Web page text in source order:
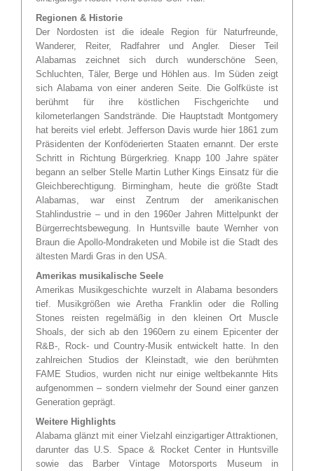
Regionen & Historie
Der Nordosten ist die ideale Region für Naturfreunde,
Wanderer, Reiter, Radfahrer und Angler. Dieser Teil
Alabamas zeichnet sich durch wunderschöne Seen,
Schluchten, Täler, Berge und Höhlen aus. Im Süden zeigt
sich Alabama von einer anderen Seite. Die Golfküste ist
berühmt für ihre köstlichen Fischgerichte und
kilometerlangen Sandstrände. Die Hauptstadt Montgomery
hat bereits viel erlebt. Jefferson Davis wurde hier 1861 zum
Präsidenten der Konföderierten Staaten ernannt. Der erste
Schritt in Richtung Bürgerkrieg. Knapp 100 Jahre später
begann an selber Stelle Martin Luther Kings Einsatz für die
Gleichberechtigung. Birmingham, heute die größte Stadt
Alabamas, war einst Zentrum der amerikanischen
Stahlindustrie – und in den 1960er Jahren Mittelpunkt der
Bürgerrechtsbewegung. In Huntsville baute Wernher von
Braun die Apollo-Mondraketen und Mobile ist die Stadt des
ältesten Mardi Gras in den USA.
Amerikas musikalische Seele
Amerikas Musikgeschichte wurzelt in Alabama besonders
tief. Musikgrößen wie Aretha Franklin oder die Rolling
Stones reisten regelmäßig in den kleinen Ort Muscle
Shoals, der sich ab den 1960ern zu einem Epicenter der
R&B-, Rock- und Country-Musik entwickelt hatte. In den
zahlreichen Studios der Kleinstadt, wie den berühmten
FAME Studios, wurden nicht nur einige weltbekannte Hits
aufgenommen – sondern vielmehr der Sound einer ganzen
Generation geprägt.
Weitere Highlights
Alabama glänzt mit einer Vielzahl einzigartiger Attraktionen,
darunter das U.S. Space & Rocket Center in Huntsville
sowie das Barber Vintage Motorsports Museum in